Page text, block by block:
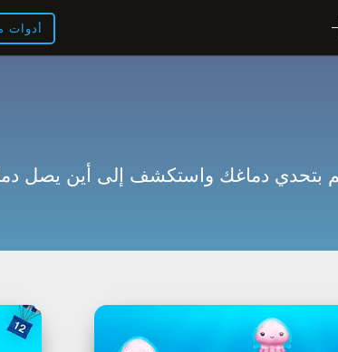
أدوات
دماغك واستكشف إلى أين يصل